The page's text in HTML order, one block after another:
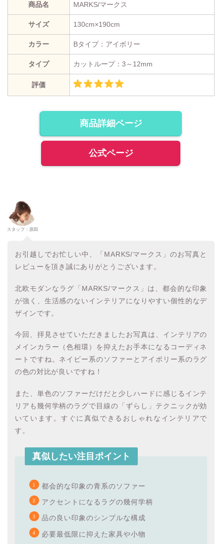
商品名 MARKS/マークス
サイズ 130cm×190cm
カラー Bタイプ：アイボリー
タイプ カットループ：3～12mm
評価
商品詳細ページ
公式ページ
スタッフ：原田
お引越しでお忙しい中、「MARKS/マークス」のお写真と
レビューを頂き誠にありがとうございます。
北欧モダンなラグ「MARKS/マークス」は、都会的な印象
が強く、生活感のないインテリアになりやすい個性的なデ
ザインです。
今回、拝見させていただきましたお写真は、インテリアの
メインカラー（色相環）を抑えたお手本になるコーディネ
ートですね。ネイビー系のソファーとアイボリー系のラグ
の色の対比が良いですね！
また、単色のソファーだけだと少しハードに感じるインテ
リアも幾何学柄のラグで目線の「ずらし」テクニックが効
いています。すぐに真似できるおしゃれなインテリアで
す。
真似したい注目ポイント
都会的な印象の青系のソファー
アクセントになるラグの幾何学柄
品の良い印象のシンプルな構成
必要最低限に抑えた家具や小物